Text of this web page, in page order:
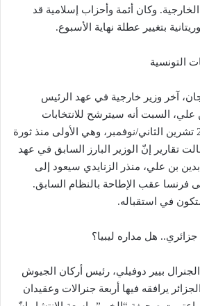
وكان أئمة وأحزاب إسلامية قد
بتغيير عطلة نهاية الأسبوع.
التونسية
آخر وزير خارجية في عهد الرئيس
علي، السبت أنه سيترشح للانتخابات
الرئاسية المقررة في 23 تشرين الثاني/نوفمبر، وهي الأولى منذ ثورة
قالت تقارير إنّ الوزير البارز السابق في عهد
بن علي، منذر الزنايدي سيعود إلى
فرنسا عقب الإطاحة بالنظام السابق.
في استقباله.
هل مداره ليبيا؟
بيير دوفيلي، رئيس أركان الجيوش
يرافقه فيها أربعة جنرالات وعقيدان